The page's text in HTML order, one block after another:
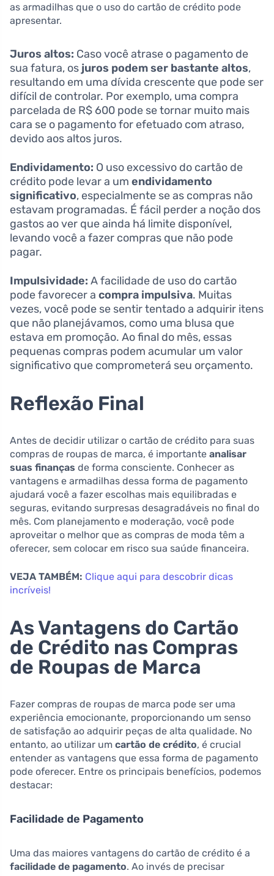
as armadilhas que o uso do cartão de crédito pode
apresentar.
Juros altos: Caso você atrase o pagamento de
sua fatura, os juros podem ser bastante altos,
resultando em uma dívida crescente que pode ser
difícil de controlar. Por exemplo, uma compra
parcelada de R$ 600 pode se tornar muito mais
cara se o pagamento for efetuado com atraso,
devido aos altos juros.
Endividamento: O uso excessivo do cartão de
crédito pode levar a um endividamento
significativo, especialmente se as compras não
estavam programadas. É fácil perder a noção dos
gastos ao ver que ainda há limite disponível,
levando você a fazer compras que não pode
pagar.
Impulsividade: A facilidade de uso do cartão
pode favorecer a compra impulsiva. Muitas
vezes, você pode se sentir tentado a adquirir itens
que não planejávamos, como uma blusa que
estava em promoção. Ao final do mês, essas
pequenas compras podem acumular um valor
significativo que comprometerá seu orçamento.
Reflexão Final
Antes de decidir utilizar o cartão de crédito para suas
compras de roupas de marca, é importante analisar
suas finanças de forma consciente. Conhecer as
vantagens e armadilhas dessa forma de pagamento
ajudará você a fazer escolhas mais equilibradas e
seguras, evitando surpresas desagradáveis no final do
mês. Com planejamento e moderação, você pode
aproveitar o melhor que as compras de moda têm a
oferecer, sem colocar em risco sua saúde financeira.
VEJA TAMBÉM: Clique aqui para descobrir dicas
incríveis!
As Vantagens do Cartão
de Crédito nas Compras
de Roupas de Marca
Fazer compras de roupas de marca pode ser uma
experiência emocionante, proporcionando um senso
de satisfação ao adquirir peças de alta qualidade. No
entanto, ao utilizar um cartão de crédito, é crucial
entender as vantagens que essa forma de pagamento
pode oferecer. Entre os principais benefícios, podemos
destacar:
Facilidade de Pagamento
Uma das maiores vantagens do cartão de crédito é a
facilidade de pagamento. Ao invés de precisar